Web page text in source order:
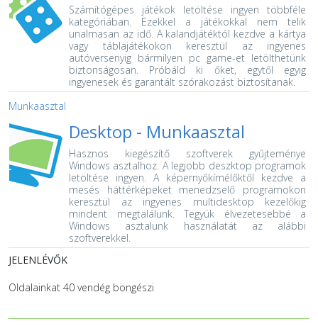
Számítógépes játékok letöltése ingyen többféle
kategóriában. Ezekkel a játékokkal nem telik
unalmasan az idő.A kalandjátéktól kezdve a kártya
vagy táblajátékokon keresztül az ingyenes
autóversenyig bármilyen pc game-et letölthetünk
biztonságosan. Próbáld ki őket, egytől egyig
ingyenesek és garantált szórakozást biztosítanak.
Munkaasztal
Desktop - Munkaasztal
Hasznos kiegészítő szoftverek gyűjteménye
Windows asztalhoz. A legjobb deszktop programok
letöltése ingyen. A képernyőkímélőktől kezdve a
mesés háttérképeket menedzselő programokon
keresztül az ingyenes multidesktop kezelőkig
mindent megtalálunk. Tegyük élvezetesebbé a
Windows asztalunk használatát az alábbi
szoftverekkel.
JELENLÉVŐK
Oldalainkat 40 vendég böngészi